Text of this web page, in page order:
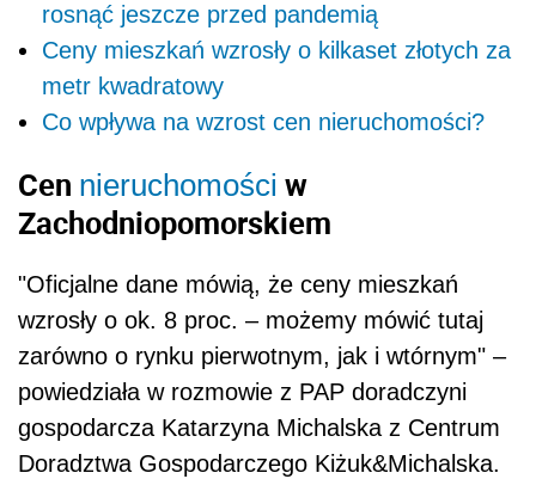
rosnąć jeszcze przed pandemią
Ceny mieszkań wzrosły o kilkaset złotych za
metr kwadratowy
Co wpływa na wzrost cen nieruchomości?
Cen nieruchomości w
Zachodniopomorskiem
"Oficjalne dane mówią, że ceny mieszkań
wzrosły o ok. 8 proc. – możemy mówić tutaj
zarówno o rynku pierwotnym, jak i wtórnym" –
powiedziała w rozmowie z PAP doradczyni
gospodarcza Katarzyna Michalska z Centrum
Doradztwa Gospodarczego Kiżuk&Michalska.